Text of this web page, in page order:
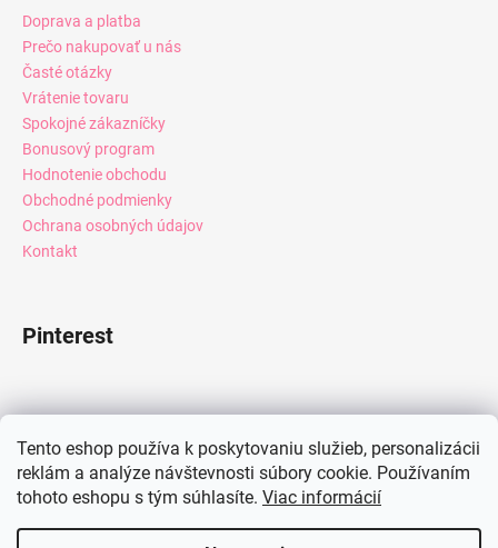
Tento eshop používa k poskytovaniu služieb, personalizácii
reklám a analýze návštevnosti súbory cookie. Používaním
tohoto eshopu s tým súhlasíte. Viac informácií
Doprava a platba
Prečo nakupovať u nás
Časté otázky
Vrátenie tovaru
Spokojné zákazníčky
Bonusový program
Hodnotenie obchodu
Obchodné podmienky
Ochrana osobných údajov
Kontakt
Pinterest
Instagram